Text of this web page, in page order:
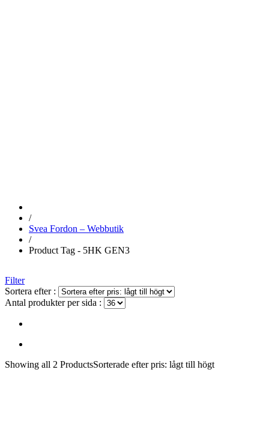
/
Svea Fordon – Webbutik
/
Product Tag - 5HK GEN3
Filter
Sortera efter :
Antal produkter per sida :
Showing all 2 ProductsSorterade efter pris: lågt till högt